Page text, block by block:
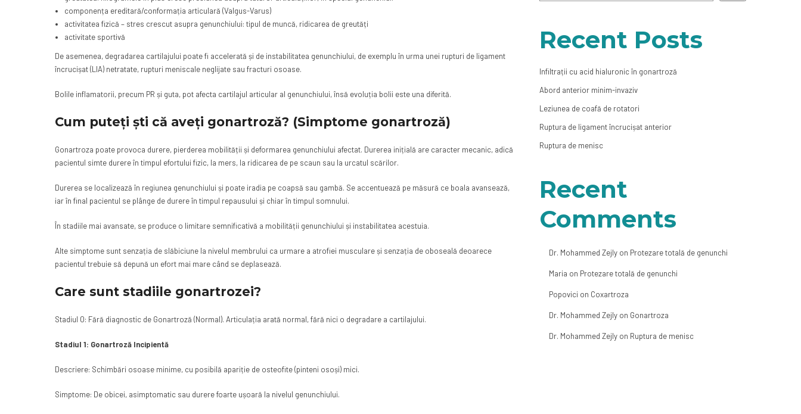
componența ereditară/conformația articulară (Valgus-Varus)
activitatea fizică – stres crescut asupra genunchiului: tipul de muncă, ridicarea de greutăți
activitate sportivă
De asemenea, degradarea cartilajului poate fi accelerată și de instabilitatea genunchiului, de exemplu în urma unei rupturi de ligament
încrucișat (LIA) netratate, rupturi meniscale neglijate sau fracturi osoase.
Bolile inflamatorii, precum PR și guta, pot afecta cartilajul articular al genunchiului, însă evoluția bolii este una diferită.
Cum puteți ști că aveți gonartroză? (Simptome gonartroză)
Gonartroza poate provoca durere, pierderea mobilității și deformarea genunchiului afectat. Durerea inițială are caracter mecanic, adică
pacientul simte durere în timpul efortului fizic, la mers, la ridicarea de pe scaun sau la urcatul scărilor.
Durerea se localizează în regiunea genunchiului și poate iradia pe coapsă sau gambă. Se accentuează pe măsură ce boala avansează,
iar în final pacientul se plânge de durere în timpul repausului și chiar în timpul somnului.
În stadiile mai avansate, se produce o limitare semnificativă a mobilității genunchiului și instabilitatea acestuia.
Alte simptome sunt senzația de slăbiciune la nivelul membrului ca urmare a atrofiei musculare și senzația de oboseală deoarece
pacientul trebuie să depună un efort mai mare când se deplasează.
Care sunt stadiile gonartrozei?
Stadiul 0: Fără diagnostic de Gonartroză (Normal). Articulația arată normal, fără nici o degradare a cartilajului.
Stadiul 1: Gonartroză Incipientă
Descriere: Schimbări osoase minime, cu posibilă apariție de osteofite (pinteni osoși) mici.
Simptome: De obicei, asimptomatic sau durere foarte ușoară la nivelul genunchiului.
Recent Posts
Infiltrații cu acid hialuronic în gonartroză
Abord anterior minim-invaziv
Leziunea de coafă de rotatori
Ruptura de ligament încrucișat anterior
Ruptura de menisc
Recent
Comments
Dr. Mohammed Zejlyon Protezare totală de genunchi
Maria on Protezare totală de genunchi
Popovici on Coxartroza
Dr. Mohammed Zejlyon Gonartroza
Dr. Mohammed Zejlyon Ruptura de menisc